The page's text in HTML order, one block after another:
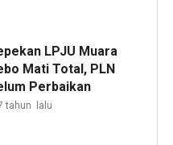
LPJU Muara
Mati Total, PLN
Perbaikan
tahun lalu